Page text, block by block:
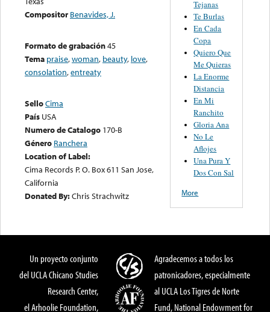
Compositor Benavides, J.
Formato de grabación45
Tema praise,woman, beauty, love,
consolation,entreaty
SelloCima
País USA
Numero de Catalogo 170-B
Género Ranchera
Location of Label:
Cima Records P. O. Box 611 San Jose,
California
Donated By:Chris Strachwitz
Tejanas
Te Burlas
En Cada
Copa
Quiero Que
Me Quieras
La Enorme
Distancia
En Mi
Ranchito
Gloria Ana
No Le
Aflojes
Una Pura Y
Dos Con Sal
More
Un proyecto conjunto
del UCLA Chicano Studies
Research Center,
el Arhoolie Foundation,
Agradecemos a todos los
patronicadores, especialmente
al UCLA Los Tigres de Norte
Fund, National Endowment for